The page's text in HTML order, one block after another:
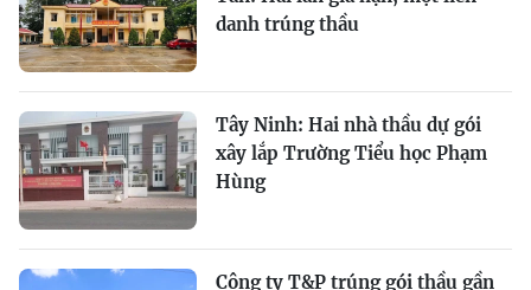
danh trúng thầu
Tây Ninh: Hai nhà thầu dự gói
xây lắp Trường Tiểu học Phạm
Hùng
Công ty T&P trúng gói thầu gần